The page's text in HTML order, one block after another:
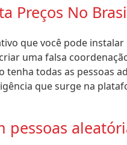
Preços No
que você pode
uma falsa
tenha todas as pessoas
que surge na
pessoas